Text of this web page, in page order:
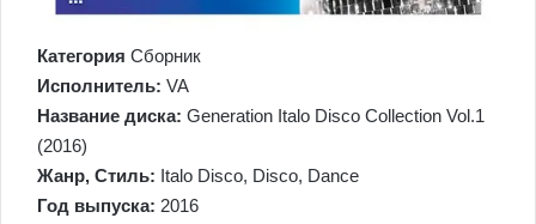
Категория Сборник
Исполнитель: VA
Название диска: Generation Italo Disco Collection Vol.1
(2016)
Жанр, Стиль: Italo Disco, Disco, Dance
Год выпуска: 2016